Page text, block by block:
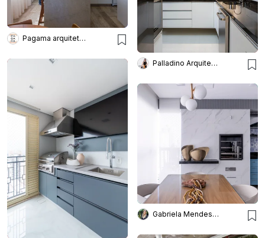
Pagama arquitetura + design
Palladino Arquitetura
Gabriela Mendes Arquitetura